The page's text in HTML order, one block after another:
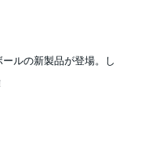
ールの新製品が登場。し